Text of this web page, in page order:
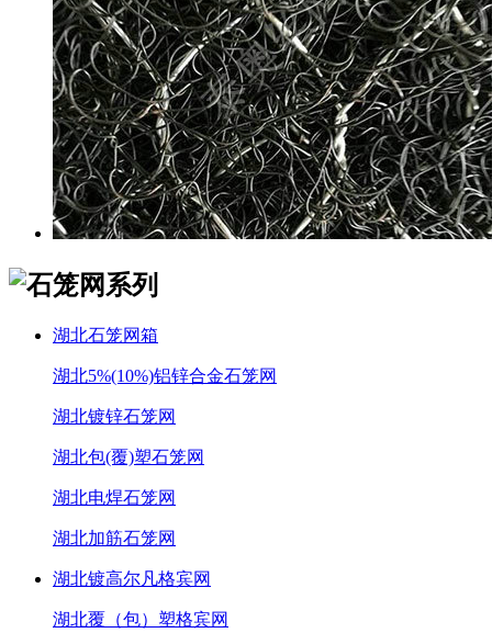
湖北石笼网箱
湖北5%(10%)铝锌合金石笼网
湖北镀锌石笼网
湖北包(覆)塑石笼网
湖北电焊石笼网
湖北加筋石笼网
湖北镀高尔凡格宾网
湖北覆（包）塑格宾网